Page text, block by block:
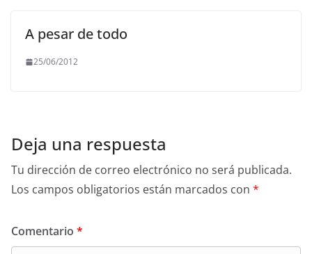
A pesar de todo
25/06/2012
Deja una respuesta
Tu dirección de correo electrónico no será publicada.
Los campos obligatorios están marcados con *
Comentario *